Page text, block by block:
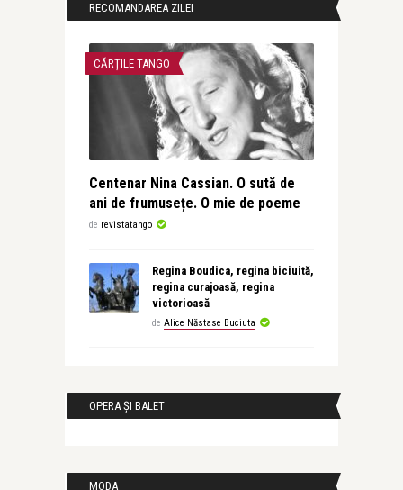
RECOMANDAREA ZILEI
CĂRȚILE TANGO
Centenar Nina Cassian. O sută de
ani de frumusețe. O mie de poeme
de revistatango
Regina Boudica, regina biciuită,
regina curajoasă, regina
victorioasă
de Alice Năstase Buciuta
OPERA ȘI BALET
MODA